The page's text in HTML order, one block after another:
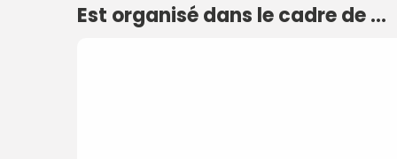
Est organisé dans le cadre de ...